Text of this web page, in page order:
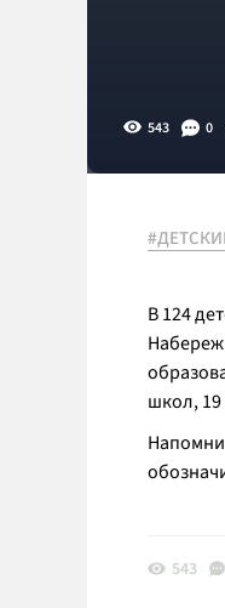
543 0
В 124
школ,
543